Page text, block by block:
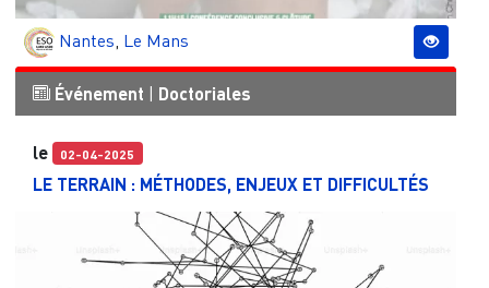
Nantes Le Mans
Événement | Doctoriales
le 02-04-2025
LE TERRAIN : MÉTHODES, ENJEUX ET DIFFICULTÉS